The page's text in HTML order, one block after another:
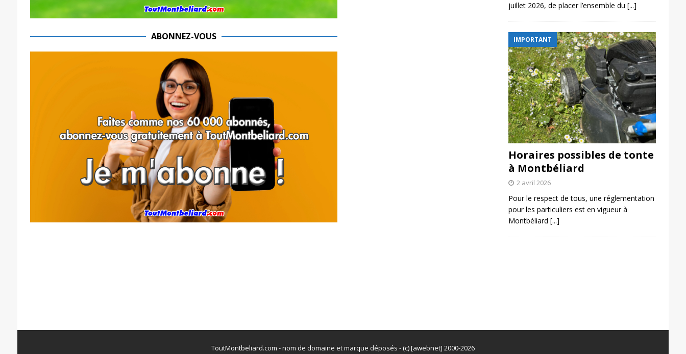
ABONNEZ-VOUS
juillet 2026, de placer l’ensemble du [...]
IMPORTANT
Horaires possibles de tonte
à Montbéliard
2 avril 2026
Pour le respect de tous, une réglementation
pour les particuliers est en vigueur à
Montbéliard [...]
ToutMontbeliard.com - nom de domaine et marque déposés - (c) [awebnet] 2000-2026